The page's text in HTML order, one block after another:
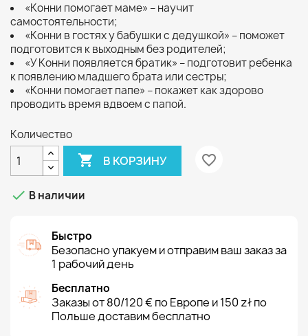
«Конни помогает маме» – научит
самостоятельности;
«Конни в гостях у бабушки с дедушкой» – поможет
подготовится к выходным без родителей;
«У Конни появляется братик» – подготовит ребенка
к появлению младшего брата или сестры;
«Конни помогает папе» – покажет как здорово
проводить время вдвоем с папой.
Количество
 В КОРЗИНУ favorite_border
 В наличии
Быстро
Безопасно упакуем и отправим ваш заказ за
1 рабочий день
Бесплатно
Заказы от 80/120 € по Европе и 150 zł по
Польше доставим бесплатно